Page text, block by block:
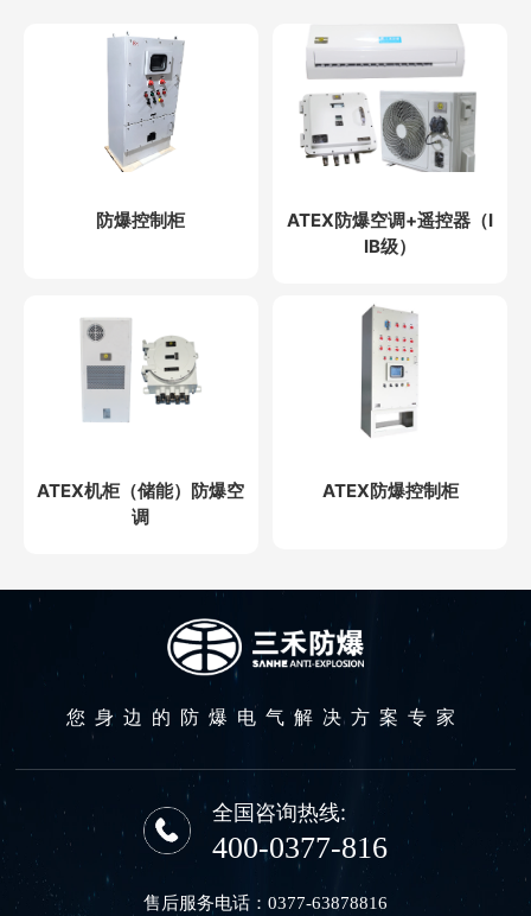
防爆控制柜
ATEX防爆空调+遥控器（I
IB级）
ATEX机柜（储能）防爆空
调
ATEX防爆控制柜
您身边的防爆电气解决方案专家
全国咨询热线:
400-0377-816
售后服务电话： 0377-63878816